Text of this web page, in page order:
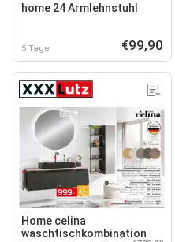
home 24 Armlehnstuhl
5 Tage €99,90
Home celina
waschtischkombination